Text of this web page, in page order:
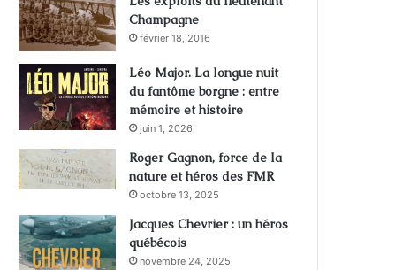
Champagne
février 18, 2016
Léo Major. La longue nuit
du fantôme borgne : entre
mémoire et histoire
juin 1, 2026
Roger Gagnon, force de la
nature et héros des FMR
octobre 13, 2025
Jacques Chevrier : un héros
québécois
novembre 24, 2025